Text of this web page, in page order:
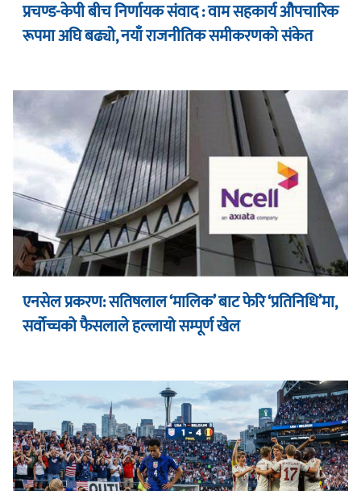
प्रचण्ड-केपी बीच निर्णायक संवाद : वाम सहकार्य औपचारिक
रूपमा अघि बढ्यो, नयाँ राजनीतिक समीकरणको संकेत
एनसेल प्रकरण: सतिषलाल ‘मालिक’ बाट फेरि ‘प्रतिनिधि’मा,
सर्वोच्चको फैसलाले हल्लायो सम्पूर्ण खेल